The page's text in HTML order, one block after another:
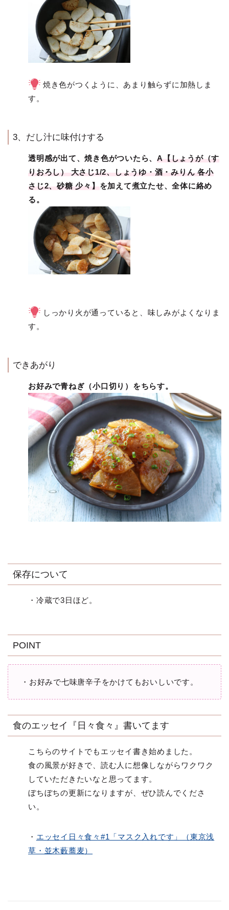
焼き色がつくように、あまり触らずに加熱しま
す。
3、だし汁に味付けする
透明感が出て、焼き色がついたら、A【しょうが（す
りおろし） 大さじ1/2、しょうゆ・酒・みりん 各小
さじ2、砂糖 少々】 を加えて煮立たせ、全体に絡め
る。
しっかり火が通っていると、味しみがよくなりま
す。
できあがり
お好みで青ねぎ（小口切り）をちらす。
保存について
・冷蔵で3日ほど。
POINT
・お好みで七味唐辛子をかけてもおいしいです。
食のエッセイ『日々食々』書いてます
こちらのサイトでもエッセイ書き始めました。
食の風景が好きで、読む人に想像しながらワクワク
していただきたいなと思ってます。
ぼちぼちの更新になりますが、ぜひ読んでくださ
い。
・ エッセイ日々食々#1「マスク入れです」（東京浅
草・並木藪蕎麦）